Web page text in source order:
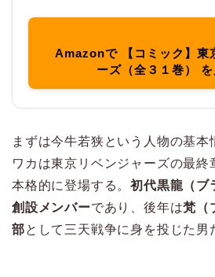
Amazonで 【コミック】東
ーズ（全３１巻）
まずは今牛若狭という人物の基本
ワカは東京リベンジャーズの最終
本格的に登場する。初代黒龍（ブ
創設メンバーであり、後年は梵（
部として三天戦争に身を投じた男